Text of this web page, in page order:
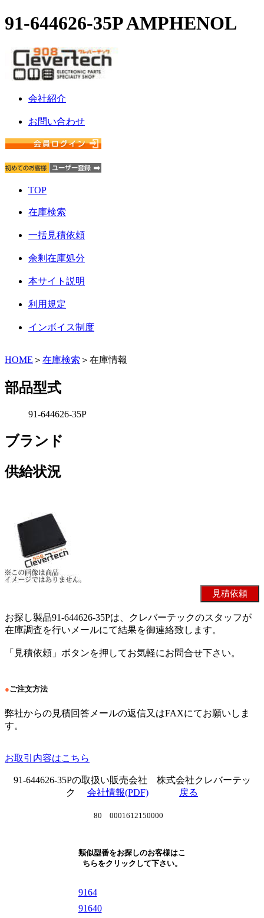
91-644626-35P AMPHENOL
会社紹介
お問い合わせ
TOP
在庫検索
一括見積依頼
余剰在庫処分
本サイト説明
利用規定
インボイス制度
HOME ＞ 在庫検索 ＞在庫情報
部品型式
91-644626-35P
ブランド
供給状況
お探し製品91-644626-35Pは、クレバーテックのスタッフが
在庫調査を行いメールにて結果を御連絡致します。
「見積依頼」ボタンを押してお気軽にお問合せ下さい。
●ご注文方法
弊社からの見積回答メールの返信又はFAXにてお願いしま
す。
お取引内容はこちら
91-644626-35Pの取扱い販売会社 株式会社クレバーテッ
ク 会社情報(PDF) 戻る
80 0001612150000
類似型番をお探しのお客様はこ
ちらをクリックして下さい。
9164
91640